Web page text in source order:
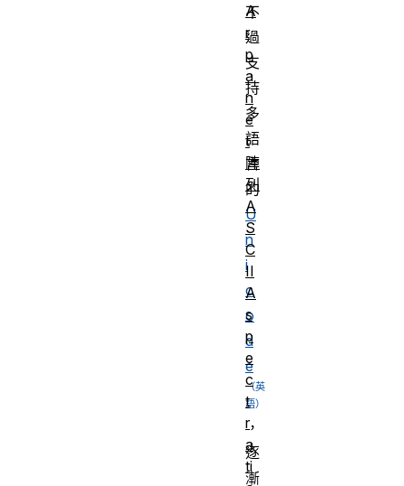
不
過
支
持
多
語
言
的
U
n
i
c
o
d
e
，
逐
漸
A
r
p
a
n
e
t
陣
列
A
S
C
II
A
s
p
e
c
t
r
a
ti